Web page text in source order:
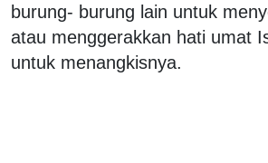
burung- burung lain untuk
atau menggerakkan hati umat
untuk menangkisnya.